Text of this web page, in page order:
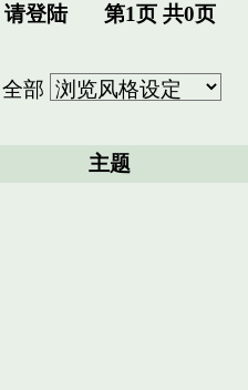
请登陆 第1页 共0页
全部
主题